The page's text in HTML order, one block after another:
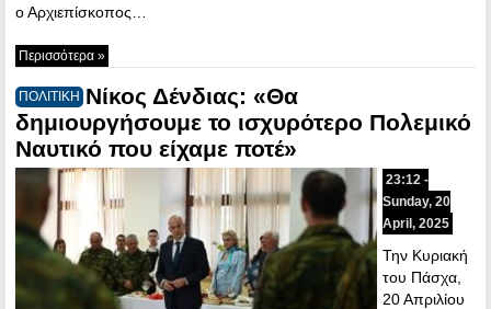
ο Αρχιεπίσκοπος…
Περισσότερα »
ΠΟΛΙΤΙΚΗ Νίκος Δένδιας: «Θα
δημιουργήσουμε το ισχυρότερο Πολεμικό
Ναυτικό που είχαμε ποτέ»
23:12 -
Sunday, 20
April, 2025
Την Κυριακή
του Πάσχα,
20 Απριλίου